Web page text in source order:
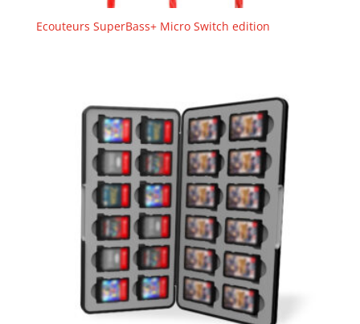
Ecouteurs SuperBass+ Micro Switch edition